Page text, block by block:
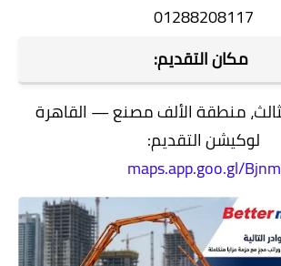
01288208117
مكان التقديم:
لوكيشن التقديم:
maps.app.goo.gl/Bjnm